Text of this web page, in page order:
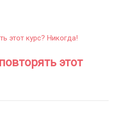
этот